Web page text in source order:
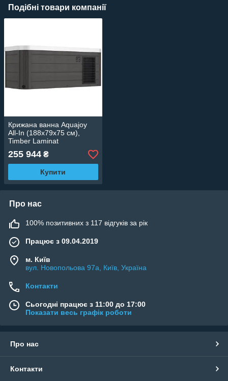
Подібні товари компанії
Крижана ванна Aquajoy
All-In (188x79x75 см),
Timber Laminat
255 944 ₴
Купити
Про нас
100% позитивних з 117 відгуків за рік
Працює з 09.04.2019
м. Київ
вул. Новопольова 97а, Київ, Україна
Контакти
Сьогодні працює з 11:00 до 17:00
Показати весь графік роботи
Про нас
Контакти